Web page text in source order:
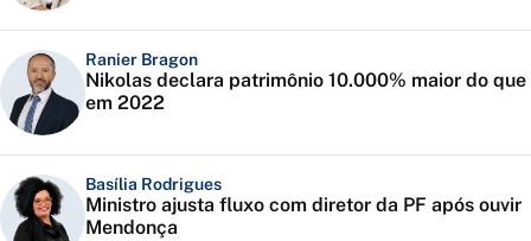
Ranier Bragon
Nikolas declara patrimônio 10.000% maior do que
em 2022
Basília Rodrigues
Ministro ajusta fluxo com diretor da PF após ouvir
Mendonça